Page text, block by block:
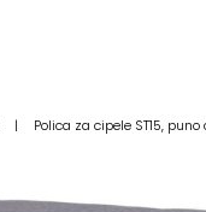
| Polica za cipele ST15,